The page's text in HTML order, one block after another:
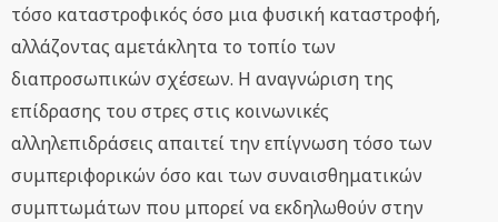
τόσο καταστροφικός όσο μια φυσική καταστροφή,
αλλάζοντας αμετάκλητα το τοπίο των
διαπροσωπικών σχέσεων. Η αναγνώριση της
επίδρασης του στρες στις κοινωνικές
αλληλεπιδράσεις απαιτεί την επίγνωση τόσο των
συμπεριφορικών όσο και των συναισθηματικών
συμπτωμάτων που μπορεί να εκδηλωθούν στην